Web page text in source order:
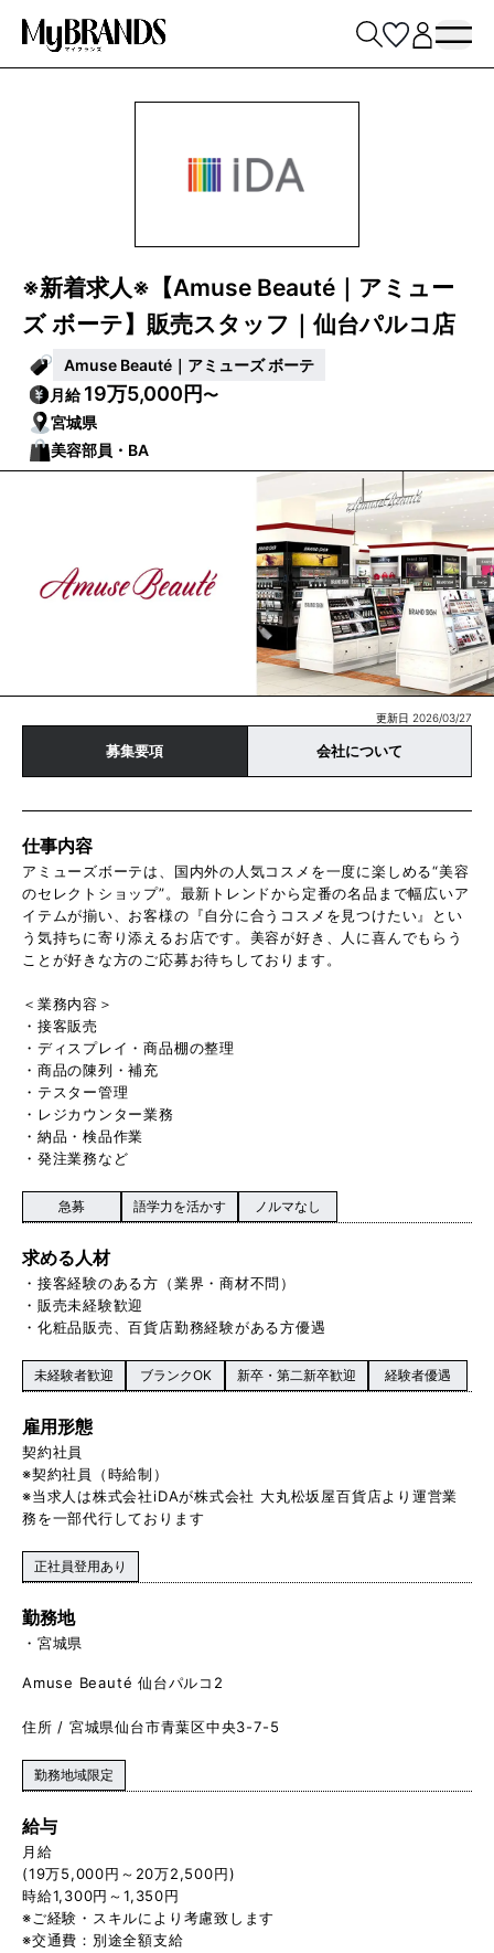
※新着求人※【Amuse Beauté｜アミュー
ズ ボーテ】販売スタッフ｜仙台パルコ店
Amuse Beauté｜アミューズ ボーテ
月給19万5,000円〜
宮城県
美容部員・BA
更新日 2026/03/27
募集要項 会社について
仕事内容
アミューズボーテは、国内外の人気コスメを一度に楽しめる“美容
のセレクトショップ”。最新トレンドから定番の名品まで幅広いア
イテムが揃い、お客様の『自分に合うコスメを見つけたい』とい
う気持ちに寄り添えるお店です。美容が好き、人に喜んでもらう
ことが好きな方のご応募お待ちしております。
＜業務内容＞
・接客販売
・ディスプレイ・商品棚の整理
・商品の陳列・補充
・テスター管理
・レジカウンター業務
・納品・検品作業
・発注業務など
急募 語学力を活かす ノルマなし
求める人材
・接客経験のある方（業界・商材不問）
・販売未経験歓迎
・化粧品販売、百貨店勤務経験がある方優遇
未経験者歓迎 ブランクOK 新卒・第二新卒歓迎 経験者優遇
雇用形態
契約社員
※契約社員（時給制）
※当求人は株式会社iDAが株式会社 大丸松坂屋百貨店より運営業
務を一部代行しております
正社員登用あり
勤務地
宮城県
Amuse Beauté 仙台パルコ2
住所 / 宮城県仙台市青葉区中央3-7-5
勤務地域限定
給与
月給
(19万5,000円～20万2,500円)
時給1,300円～1,350円
※ご経験・スキルにより考慮致します
※交通費：別途全額支給